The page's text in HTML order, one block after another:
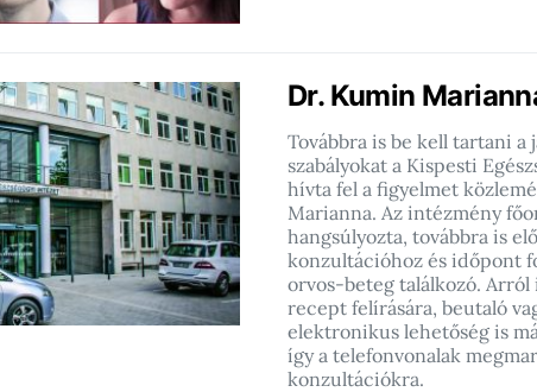
Dr. Kumin
Továbbra is be kell tartani
szabályokat a Kispesti
hívta fel a figyelmet
Marianna. Az intézmény
hangsúlyozta, továbbra is
konzultációhoz és időpont
orvos-beteg találkozó. Arról
recept felírására, beutaló
elektronikus lehetőség is
így a telefonvonalak
konzultációkra.